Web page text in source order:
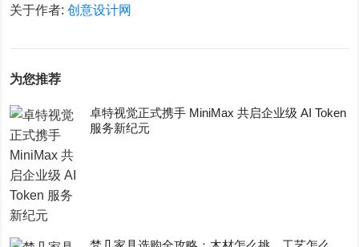
关于作者:创意设计网
为您推荐
卓特视觉正式携手 MiniMax 共启企业级 AI Token
服务新纪元